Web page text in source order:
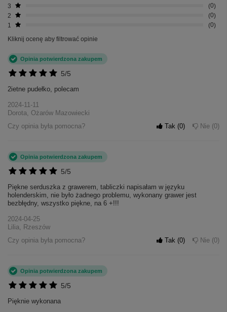
3
0
2
0
1
0
Kliknij ocenę aby filtrować opinie
5/5
Opinia potwierdzona zakupem
2ietne pudełko, polecam
2024-11-11
Dorota, Ożarów Mazowiecki
Czy opinia była pomocna?
Tak 0 Nie 0
5/5
Opinia potwierdzona zakupem
Piękne serduszka z grawerem, tabliczki napisałam w języku
holenderskim, nie było żadnego problemu, wykonany grawer jest
bezbłędny, wszystko piękne, na 6 +!!!
2024-04-25
Lilia, Rzeszów
Czy opinia była pomocna?
Tak 0 Nie 0
5/5
Opinia potwierdzona zakupem
Pięknie wykonana